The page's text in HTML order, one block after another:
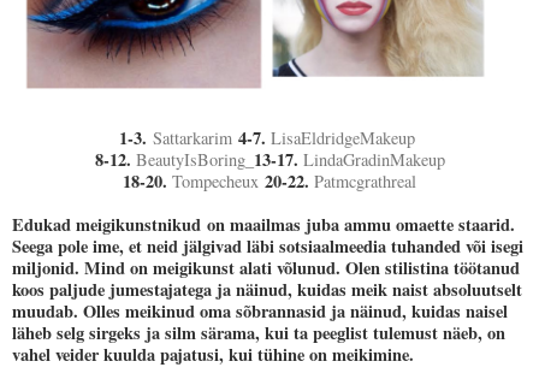
1-3. Sattarkarim 4-7. LisaEldridgeMakeup
8-12. BeautyIsBoring_ 13-17. LindaGradinMakeup
18-20. Tompecheux 20-22. Patmcgrathreal
Edukad meigikunstnikud on maailmas juba ammu omaette staarid.
Seega pole ime, et neid jälgivad läbi sotsiaalmeedia tuhanded või isegi
miljonid. Mind on meigikunst alati võlunud. Olen stilistina töötanud
koos paljude jumestajatega ja näinud, kuidas meik naist absoluutselt
muudab. Olles meikinud oma sõbrannasid ja näinud, kuidas naisel
läheb selg sirgeks ja silm särama, kui ta peeglist tulemust näeb, on
vahel veider kuulda pajatusi, kui tühine on meikimine.